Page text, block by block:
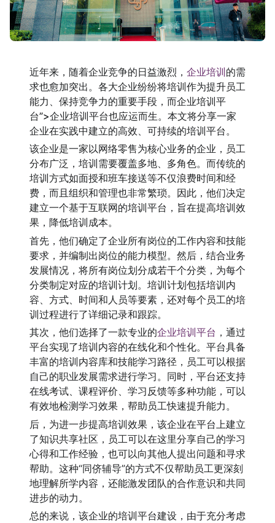
近年来，随着企业竞争的日益激烈， 企业培训的需
求也愈加突出。各大企业纷纷将培训作为提升员工
能力、保持竞争力的重要手段，而企业培训平
台”>企业培训平台也应运而生。本文将分享一家
企业在实践中建立的高效、可持续的培训平台。
该企业是一家以网络零售为核心业务的企业，员工
分布广泛，培训需要覆盖多地、多角色。而传统的
培训方式如面授和班车接送等不仅浪费时间和经
费，而且组织和管理也非常繁琐。因此，他们决定
建立一个基于互联网的培训平台，旨在提高培训效
果，降低培训成本。
首先，他们确定了企业所有岗位的工作内容和技能
要求，并编制出岗位的能力模型。然后，结合业务
发展情况，将所有岗位划分成若干个分类，为每个
分类制定对应的培训计划。培训计划包括培训内
容、方式、时间和人员等要素，还对每个员工的培
训过程进行了详细记录和跟踪。
其次，他们选择了一款专业的企业培训平台 ，通过
平台实现了培训内容的在线化和个性化。平台具备
丰富的培训内容库和技能学习路径，员工可以根据
自己的职业发展需求进行学习。同时，平台还支持
在线考试、课程评价、学习反馈等多种功能，可以
有效地检测学习效果，帮助员工快速提升能力。
后，为进一步提高培训效果，该企业在平台上建立
了知识共享社区，员工可以在这里分享自己的学习
心得和工作经验，也可以向其他人提出问题和寻求
帮助。这种“同侪辅导”的方式不仅帮助员工更深刻
地理解所学内容，还能激发团队的合作意识和共同
进步的动力。
总的来说，该企业的培训平台建设，由于充分考虑